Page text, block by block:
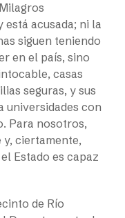
acusada; ni la
siguen teniendo
en el país, sino
casas
seguras, y sus
universidades con
Para nosotros,
ciertamente,
Estado es capaz
de Río